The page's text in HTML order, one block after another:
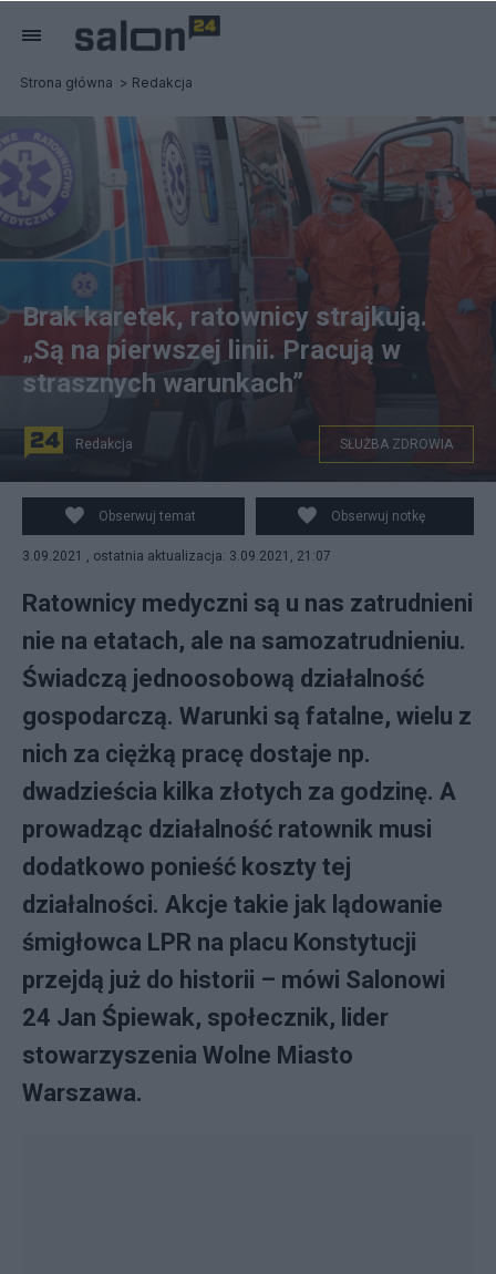
Strona główna Redakcja
Trwa protest ratowników medycznych. Fot. PAP
Brak karetek, ratownicy strajkują.
„Są na pierwszej linii. Pracują w
strasznych warunkach”
Redakcja SŁUŻBA ZDROWIA
Obserwuj temat Obserwuj notkę
3.09.2021 , ostatnia aktualizacja: 3.09.2021, 21:07
Ratownicy medyczni są u nas zatrudnieni
nie na etatach, ale na samozatrudnieniu.
Świadczą jednoosobową działalność
gospodarczą. Warunki są fatalne, wielu z
nich za ciężką pracę dostaje np.
dwadzieścia kilka złotych za godzinę. A
prowadząc działalność ratownik musi
dodatkowo ponieść koszty tej
działalności. Akcje takie jak lądowanie
śmigłowca LPR na placu Konstytucji
przejdą już do historii – mówi Salonowi
24 Jan Śpiewak, społecznik, lider
stowarzyszenia Wolne Miasto
Warszawa.